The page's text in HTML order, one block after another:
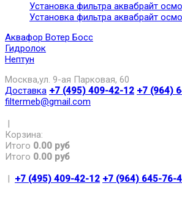
Установка фильтра аквабрайт
Установка фильтра аквабрайт
Аквафор Вотер Босс
Гидролок
Нептун
Москва,ул. 9-ая Парковая, 60
Доставка +7 (495) 409-42-12 +7 (964)
filtermeb@gmail.com
|
Корзина:
Итого 0.00 руб
Итого 0.00 руб
| +7 (495) 409-42-12 +7 (964) 645-76-